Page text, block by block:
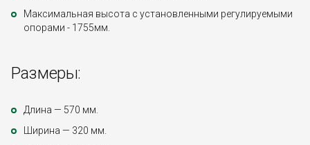
Максимальная высота с установленными регулируемыми
опорами - 1755мм.
Размеры:
Длина — 570 мм.
Ширина — 320 мм.